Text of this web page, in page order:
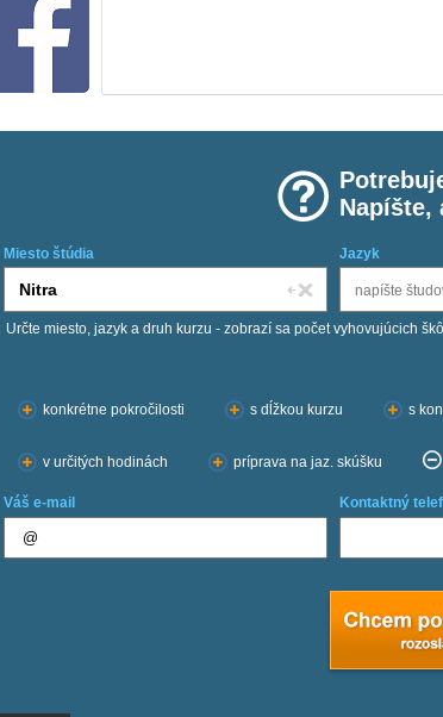
Napíšte,
Miesto štúdia Jazyk
Určte miesto, jazyk a druh kurzu - zobrazí sa počet vyhovujúcich škôl
konkrétne pokročilosti
s dĺžkou kurzu s
v určitých hodinách príprava na jaz. skúšku
Váš e-mail Kontaktný